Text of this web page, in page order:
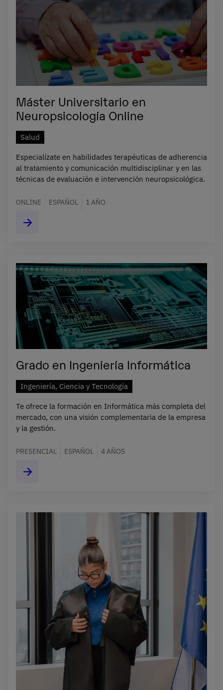
Máster Universitario en
Neuropsicología Online
Salud
Especialízate en habilidades terapéuticas de adherencia
al tratamiento y comunicación multidisciplinar y en las
técnicas de evaluación e intervención neuropsicológica.
ONLINE ESPAÑOL 1 AÑO
Grado en Ingeniería Informática
Ingeniería, Ciencia y Tecnología
Te ofrece la formación en Informática más completa del
mercado, con una visión complementaria de la empresa
y la gestión.
PRESENCIAL ESPAÑOL 4 AÑOS